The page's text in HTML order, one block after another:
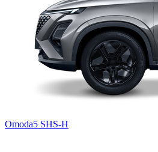
Omoda5 SHS-H